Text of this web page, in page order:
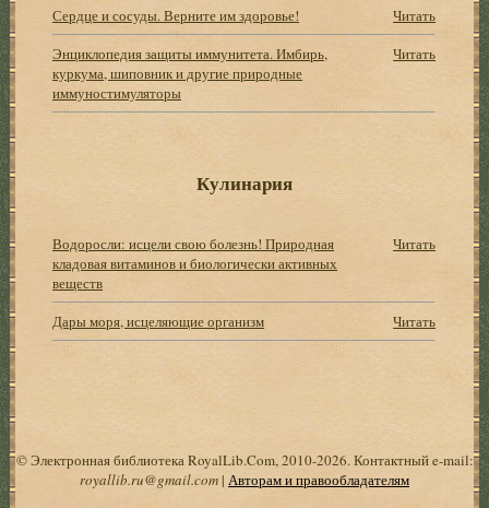
Сердце и сосуды. Верните им здоровье!
Читать
Энциклопедия защиты иммунитета. Имбирь,
куркума, шиповник и другие природные
иммуностимуляторы
Читать
Кулинария
Водоросли: исцели свою болезнь! Природная
кладовая витаминов и биологически активных
веществ
Читать
Дары моря, исцеляющие организм Читать
© Электронная библиотека RoyalLib.Com, 2010-2026. Контактный e-mail:
royallib.ru@gmail.com| Авторам и правообладателям